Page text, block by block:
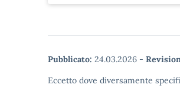
Pubblicato: 24.03.2026 -
Eccetto dove diversamente